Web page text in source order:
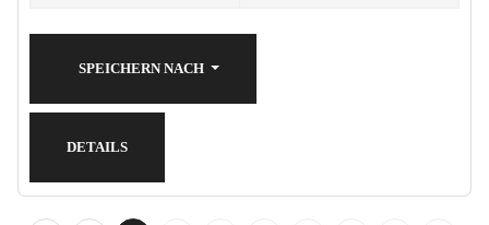
SPEICHERN NACH
DETAILS